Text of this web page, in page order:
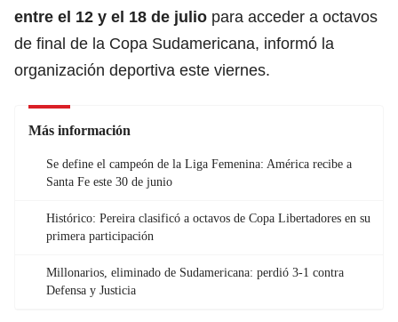
entre el 12 y el 18 de julio para acceder a octavos
de final de la Copa Sudamericana, informó la
organización deportiva este viernes.
Más información
Se define el campeón de la Liga Femenina: América recibe a
Santa Fe este 30 de junio
Histórico: Pereira clasificó a octavos de Copa Libertadores en su
primera participación
Millonarios, eliminado de Sudamericana: perdió 3-1 contra
Defensa y Justicia